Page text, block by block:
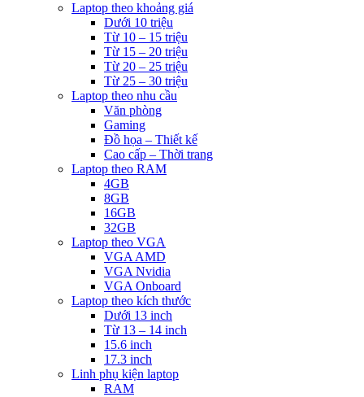
Laptop theo khoảng giá
Dưới 10 triệu
Từ 10 – 15 triệu
Từ 15 – 20 triệu
Từ 20 – 25 triệu
Từ 25 – 30 triệu
Laptop theo nhu cầu
Văn phòng
Gaming
Đồ họa – Thiết kế
Cao cấp – Thời trang
Laptop theo RAM
4GB
8GB
16GB
32GB
Laptop theo VGA
VGA AMD
VGA Nvidia
VGA Onboard
Laptop theo kích thước
Dưới 13 inch
Từ 13 – 14 inch
15.6 inch
17.3 inch
Linh phụ kiện laptop
RAM